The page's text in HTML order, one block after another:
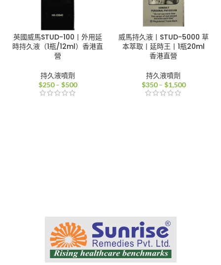
英國威馬STUD-100丨外用延
時持久液（1瓶/12ml）香港直
營
持久液噴劑
$250 – $500價
威馬持久液丨STUD-5000 草
本萃取丨延時王丨1瓶20ml
香港直營
持久液噴劑
$350 – $1,500價